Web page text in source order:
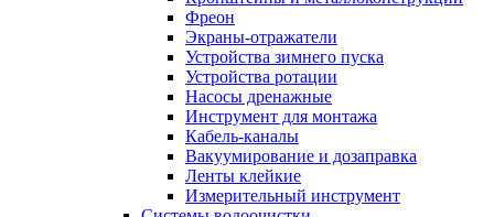
Фреон
Экраны-отражатели
Устройства зимнего пуска
Устройства ротации
Насосы дренажные
Инструмент для монтажа
Кабель-каналы
Вакуумирование и дозаправка
Ленты клейкие
Измерительный инструмент